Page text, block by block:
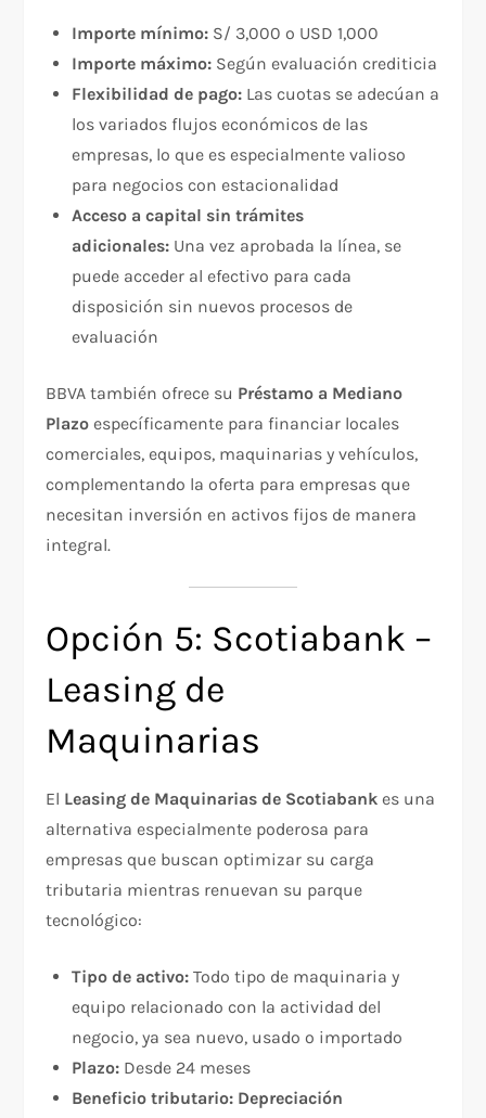
Importe mínimo: S/ 3,000 o USD 1,000
Importe máximo: Según evaluación crediticia
Flexibilidad de pago: Las cuotas se adecúan a
los variados flujos económicos de las
empresas, lo que es especialmente valioso
para negocios con estacionalidad
Acceso a capital sin trámites
adicionales: Una vez aprobada la línea, se
puede acceder al efectivo para cada
disposición sin nuevos procesos de
evaluación
BBVA también ofrece su Préstamo a Mediano
Plazo específicamente para financiar locales
comerciales, equipos, maquinarias y vehículos,
complementando la oferta para empresas que
necesitan inversión en activos fijos de manera
integral.
Opción 5: Scotiabank –
Leasing de
Maquinarias
El Leasing de Maquinarias de Scotiabank es una
alternativa especialmente poderosa para
empresas que buscan optimizar su carga
tributaria mientras renuevan su parque
tecnológico:
Tipo de activo: Todo tipo de maquinaria y
equipo relacionado con la actividad del
negocio, ya sea nuevo, usado o importado
Plazo: Desde 24 meses
Beneficio tributario: Depreciación